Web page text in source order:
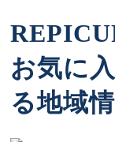
お気に
る地域